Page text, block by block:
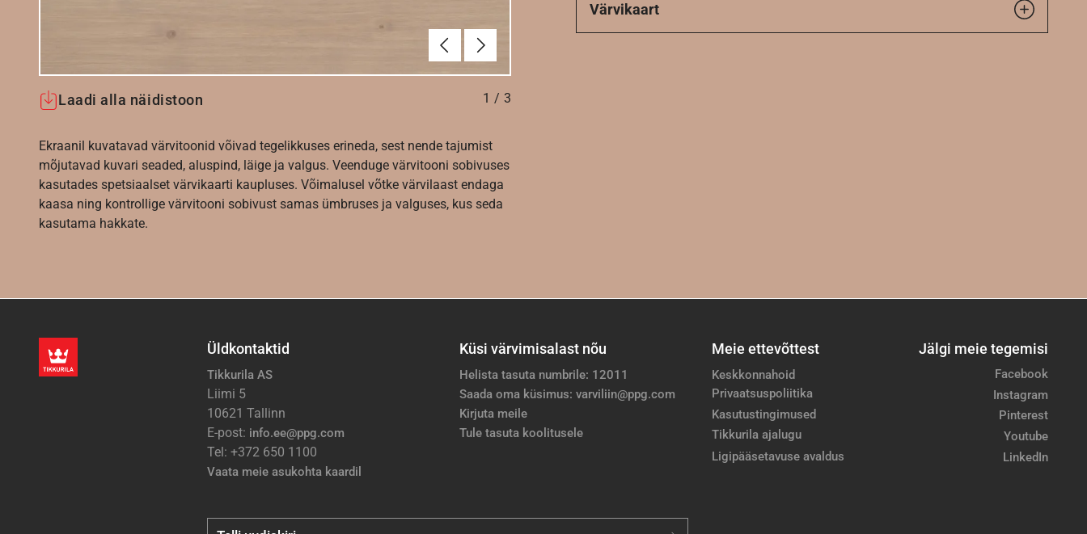
EelmineJärgmine
Laadi alla näidistoon 1 / 3
Ekraanil kuvatavad värvitoonid võivad tegelikkuses erineda, sest nende tajumist
mõjutavad kuvari seaded, aluspind, läige ja valgus. Veenduge värvitooni sobivuses
kasutades spetsiaalset värvikaarti kaupluses. Võimalusel võtke värvilaast endaga
kaasa ning kontrollige värvitooni sobivust samas ümbruses ja valguses, kus seda
kasutama hakkate.
Värvikaart
Üldkontaktid
Tikkurila AS
Liimi 5
10621 Tallinn
E-post: info.ee@ppg.com
Tel: +372 650 1100
Vaata meie asukohta kaardil
Küsi värvimisalast nõu
Helista tasuta numbrile: 12011
Saada oma küsimus: varviliin@ppg.com
Kirjuta meile
Tule tasuta koolitusele
Meie ettevõttest
Keskkonnahoid
Privaatsuspoliitika
Kasutustingimused
Tikkurila ajalugu
Ligipääsetavuse avaldus
Jälgi meie tegemisi
Facebook
Instagram
Pinterest
Youtube
LinkedIn